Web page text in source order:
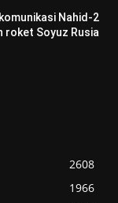
Nahid-2
roket Soyuz Rusia
2608
1966